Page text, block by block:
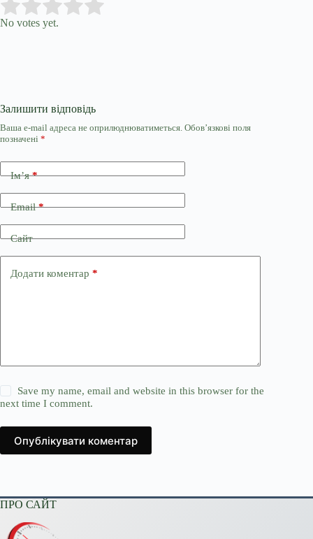
Rate this item:
No votes yet.
Залишити відповідь
Ваша e-mail адреса не оприлюднюватиметься. Обов’язкові поля
позначені *
Ім’я*
Email*
Сайт
Додати коментар *
Save my name, email and website in this browser for the
next time I comment.
Опублікувати коментар
ПРО САЙТ